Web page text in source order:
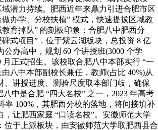
潜力持续。肥西近年来鼎力引进合肥市区
办学、分校扶植” 模式，快速提拔区域教
育掉队” 的刻板印象：合肥八中肥西分
式项目”，位于紫云湖板块，总投资 8 亿
公办高中，规划 60 个讲授班(3000 个学
月正式招生。该校取合肥八中本部实行 “一
八中本部副校长兼任，教师(占比 40%)从
、讲授进度、测验尺度取本部门歧，确保
八中是合肥 “四大名校” 之一，2023 年高考
率 100%，其肥西分校的落地，将间接填补
，让肥西家庭 “口读名校”。安徽师范大学
位于上派板块，由安徽师范大学取肥西县合